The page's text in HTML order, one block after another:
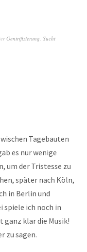
Gentrifizierung, Sucht
Tagebauten
es nur wenige
um der Tristesse zu
später nach Köln,
in Berlin und
spiele ich noch in
ganz klar die Musik!
zu sagen.